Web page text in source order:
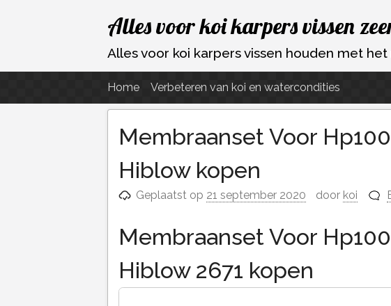
Ga
naar
de
Alles voor koi karpers vissen
Alles voor koi karpers vissen houden met
Home Verbeteren van koi en watercondities
Membraanset Voor
Hiblow kopen
Geplaatst op 21 september 2020 door koi
Membraanset Voor
Hiblow 2671 kopen